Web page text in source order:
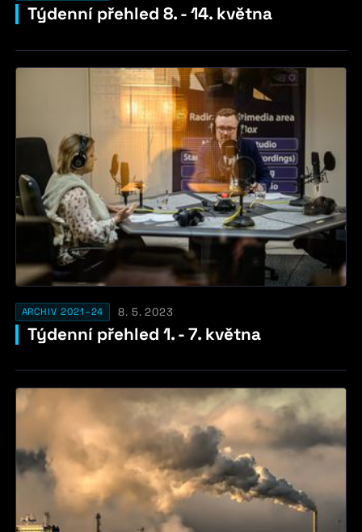
Týdenní přehled 8. - 14. května
ARCHIV 2021–24 8. 5. 2023
Týdenní přehled 1. - 7. května